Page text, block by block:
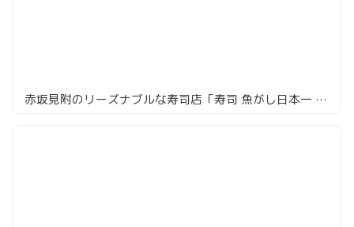
赤坂見附のリーズナブルな寿司店「寿司 魚がし日本一 赤坂店」